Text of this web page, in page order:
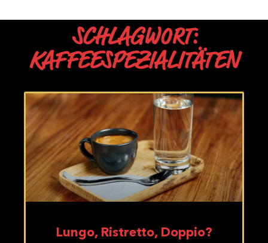
SCHLAGWORT:
KAFFEESPEZIALITÄTEN
Lungo, Ristretto, Doppio?